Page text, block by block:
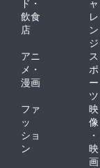
飲食
店
レ
ン
ジ
アニ
メ・
漫画
ス
ポ
ー
ツ
ファ
ッ
ショ
ン
映
像
・
映
画